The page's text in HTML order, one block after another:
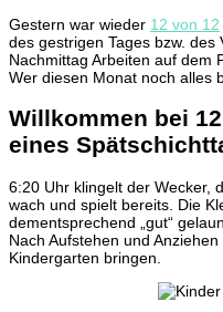
12
im
Juni
Gestern war wieder 12 von 12
des gestrigen Tages bzw.
Nachmittag Arbeiten auf dem
Wer diesen Monat noch alles
Willkommen bei
eines
6:20 Uhr klingelt der Wecker,
wach und spielt bereits. Die
dementsprechend „gut“
Nach Aufstehen und
Kindergarten bringen.